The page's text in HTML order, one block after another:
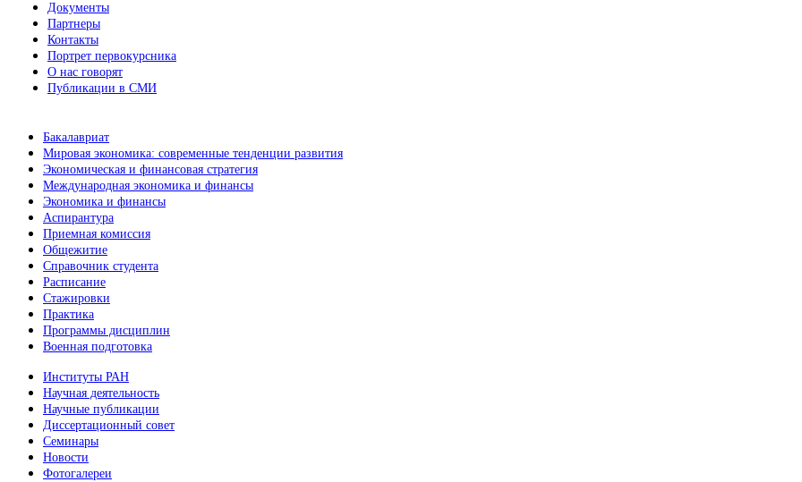
Документы
Партнеры
Контакты
Портрет первокурсника
О нас говорят
Публикации в СМИ
Бакалавриат
Мировая экономика: современные тенденции развития
Экономическая и финансовая стратегия
Международная экономика и финансы
Экономика и финансы
Аспирантура
Приемная комиссия
Общежитие
Справочник студента
Расписание
Стажировки
Практика
Программы дисциплин
Военная подготовка
Институты РАН
Научная деятельность
Научные публикации
Диссертационный совет
Семинары
Новости
Фотогалереи